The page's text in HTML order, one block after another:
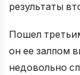
результаты
Пошел
он ее залпом
недовольно